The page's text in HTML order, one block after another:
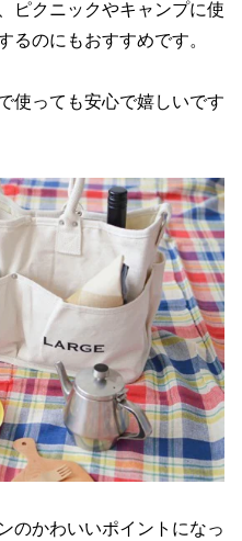
ピクニックやキャンプに使
るのにもおすすめです。
使っても安心で嬉しいです
のかわいいポイントになっ